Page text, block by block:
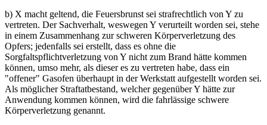
b) X macht geltend, die Feuersbrunst sei strafrechtlich von Y zu
vertreten. Der Sachverhalt, weswegen Y verurteilt worden sei, stehe
in einem Zusammenhang zur schweren Körperverletzung des
Opfers; jedenfalls sei erstellt, dass es ohne die
Sorgfaltspflichtverletzung von Y nicht zum Brand hätte kommen
können, umso mehr, als dieser es zu vertreten habe, dass ein
"offener" Gasofen überhaupt in der Werkstatt aufgestellt worden sei.
Als möglicher Straftatbestand, welcher gegenüber Y hätte zur
Anwendung kommen können, wird die fahrlässige schwere
Körperverletzung genannt.